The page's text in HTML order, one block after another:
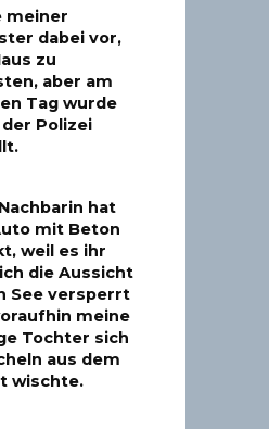
meiner
dabei vor,
zu
aber am
Tag wurde
Polizei
hat
mit Beton
weil es ihr
die Aussicht
See versperrt
meine
Tochter sich
aus dem
wischte.